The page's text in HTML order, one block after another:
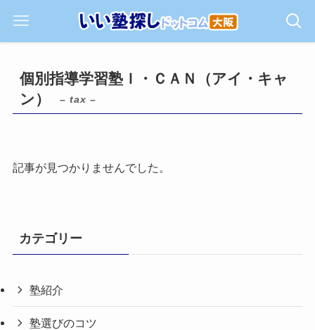
個別指導学習塾Ｉ・ＣＡＮ（アイ・キャ
ン）
– tax –
記事が見つかりませんでした。
カテゴリー
塾紹介
塾選びのコツ